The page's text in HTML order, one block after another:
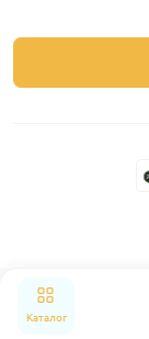
Каталог